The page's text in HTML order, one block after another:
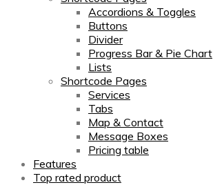
Accordions & Toggles
Buttons
Divider
Progress Bar & Pie Chart
Lists
Shortcode Pages
Services
Tabs
Map & Contact
Message Boxes
Pricing table
Features
Top rated product